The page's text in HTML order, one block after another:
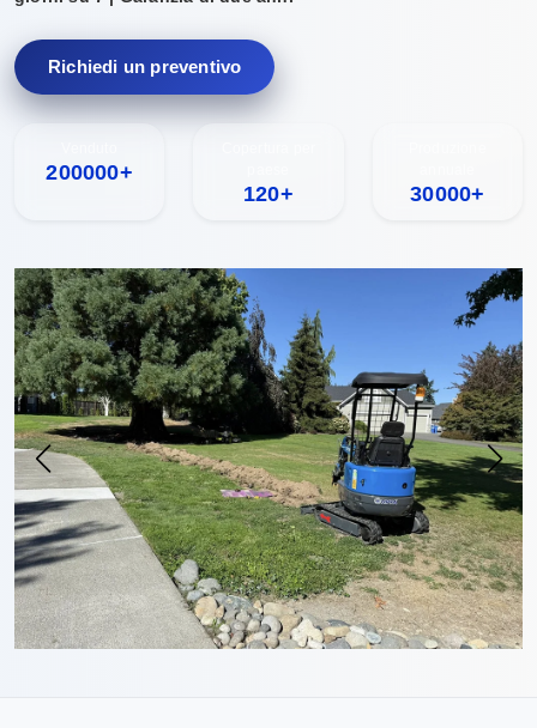
Richiedi un preventivo
200000+
120+ 30000+